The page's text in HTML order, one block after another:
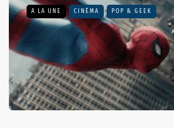
A LA UNE CINÉMA POP & GEEK